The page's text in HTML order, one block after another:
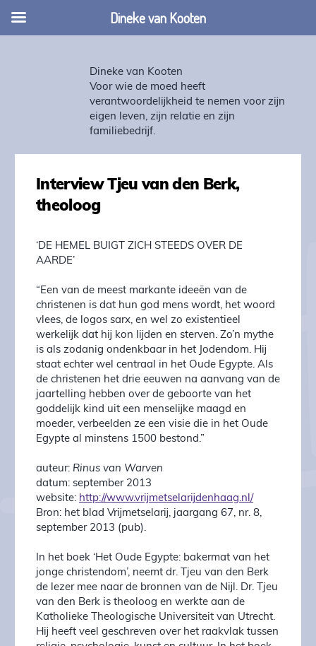
Dineke van Kooten
Voor wie de moed heeft
verantwoordelijkheid te nemen voor zijn
eigen leven, zijn relatie en zijn
familiebedrijf.
Interview Tjeu van den Berk,
theoloog
‘DE HEMEL BUIGT ZICH STEEDS OVER DE
AARDE’
“Een van de meest markante ideeën van de
christenen is dat hun god mens wordt, het woord
vlees, de logos sarx, en wel zo existentieel
werkelijk dat hij kon lijden en sterven. Zo’n mythe
is als zodanig ondenkbaar in het Jodendom. Hij
staat echter wel centraal in het Oude Egypte. Als
de christenen het drie eeuwen na aanvang van de
jaartelling hebben over de geboorte van het
goddelijk kind uit een menselijke maagd en
moeder, verbeelden ze een visie die in het Oude
Egypte al minstens 1500 bestond.”
auteur: Rinus van Warven
datum: september 2013
website: http://www.vrijmetselarijdenhaag.nl/
Bron: het blad Vrijmetselarij, jaargang 67, nr. 8,
september 2013 (pub).
In het boek ‘Het Oude Egypte: bakermat van het
jonge christendom’, neemt dr. Tjeu van den Berk
de lezer mee naar de bronnen van de Nijl. Dr. Tjeu
van den Berk is theoloog en werkte aan de
Katholieke Theologische Universiteit van Utrecht.
Hij heeft veel geschreven over het raakvlak tussen
Dineke van Kooten